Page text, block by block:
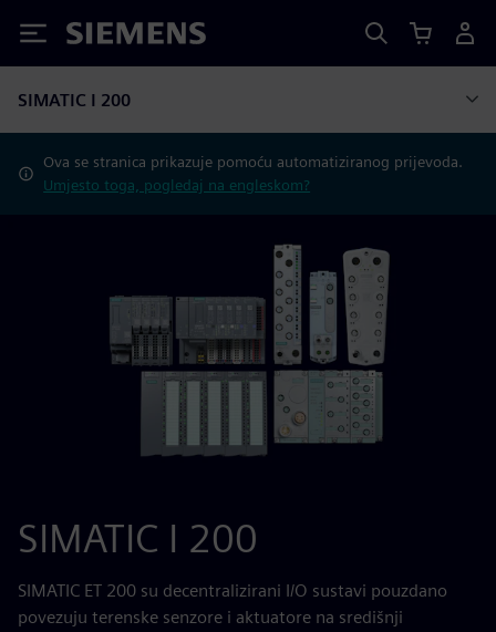
Siemens
SIMATIC I 200
Ova se stranica prikazuje pomoću automatiziranog prijevoda.
Umjesto toga, pogledaj na engleskom?
SIMATIC I 200
SIMATIC ET 200 su decentralizirani I/O sustavi pouzdano
povezuju terenske senzore i aktuatore na središnji